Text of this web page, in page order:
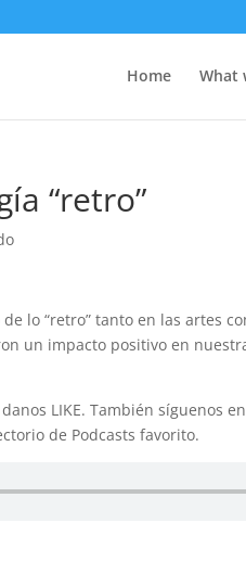
Home What
“retro”
lo “retro” tanto en las artes
un impacto positivo en
LIKE. También síguenos
de Podcasts favorito.